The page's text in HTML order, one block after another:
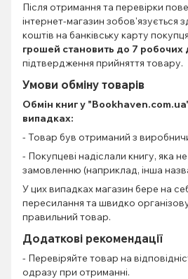
Після отримання та перевірки
інтернет-магазин зобов'язується
коштів на банківську карту
грошей становить до 7 робочих
підтвердження прийняття товару.
Умови обміну товарів
Обмін книгу
випадках:
- Товар був отриманий з
- Покупцеві надіслали книгу, яка
замовленню (наприклад, інша
У цих випадках магазин бере на
пересилання та швидко
правильний товар.
Додаткові рекомендації
- Перевіряйте товар на
одразу при отриманні.